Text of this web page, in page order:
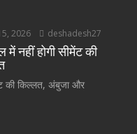
2026 deshadesh27
में नहीं होगी सीमेंट की
की किल्लत, अंबुजा और